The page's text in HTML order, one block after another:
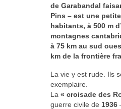
de Garabandal
Pins – est une
habitants, à 500 m
montagnes
à 75 km au sud
km de la frontière
La vie y est rude. Ils
exemplaire.
La « croisade des
guerre civile de 1936